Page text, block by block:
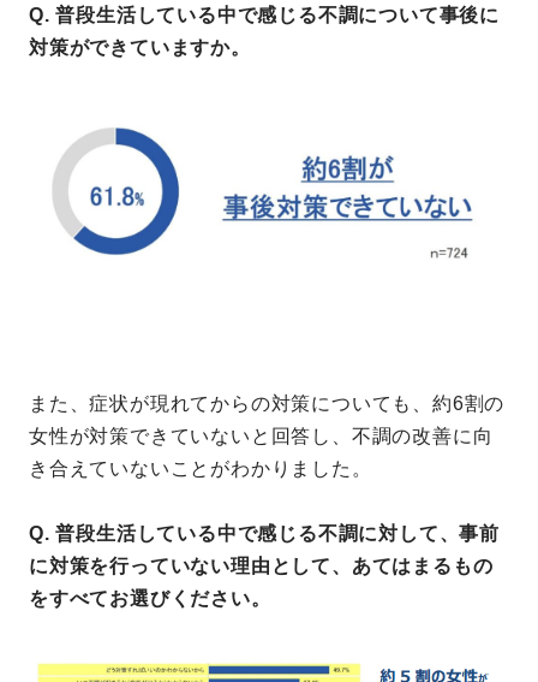
Q. 普段生活している中で感じる不調について事後に
対策ができていますか。
また、症状が現れてからの対策についても、約6割の
女性が対策できていないと回答し、不調の改善に向
き合えていないことがわかりました。
Q. 普段生活している中で感じる不調に対して、事前
に対策を行っていない理由として、あてはまるもの
をすべてお選びください。